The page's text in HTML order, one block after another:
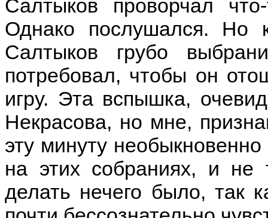
Салтыков проворчал
Однако послушался. Но
Салтыков грубо
потребовал, чтобы он
игру. Эта вспышка,
Некрасова, но мне,
эту минуту
на этих собраниях, и не
делать нечего было, так